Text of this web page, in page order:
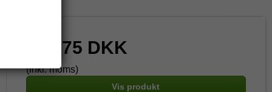
221,75 DKK
(inkl. moms)
Vis produkt